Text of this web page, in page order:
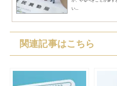
い...
関連記事はこちら